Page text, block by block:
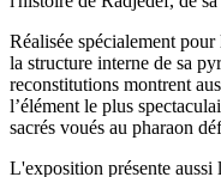
Réalisée spécialement
la structure interne de sa
reconstitutions montrent
l’élément le plus
sacrés voués au pharaon
L'exposition présente